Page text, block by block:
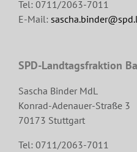
Tel: 0711/2063-7011
E-Mail:
SPD-Landtagsfraktion
Sascha Binder MdL
Konrad-Adenauer-Straße 3
70173 Stuttgart
Tel: 0711/2063-7011